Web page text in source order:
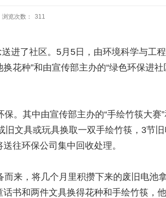
浏览次数： 311
进了社区。5月5日，由环境科学与工
花种”和由宣传部主办的“绿色环保进
。其中由宣传部主办的“手绘竹筷大赛
旧文具或玩具换取一双手绘竹筷，3节
往环保公司集中回收处理。
来，将几个月里积攒下来的废旧电池
书和两件文具换得花种和手绘竹筷，